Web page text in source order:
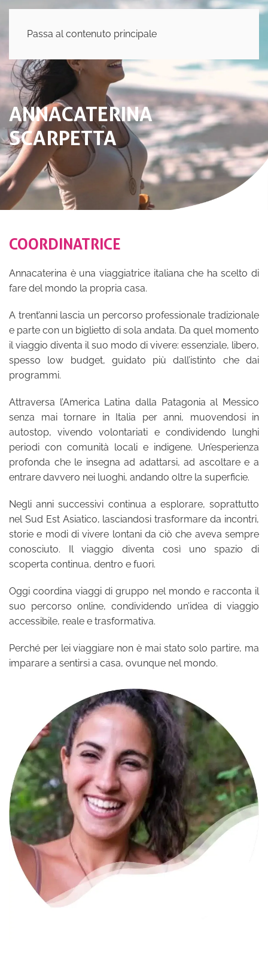
Passa al contenuto principale
ANNACATERINA
SCARPETTA
COORDINATRICE
Annacaterina è una viaggiatrice italiana che ha scelto di
fare del mondo la propria casa.
A trent’anni lascia un percorso professionale tradizionale
e parte con un biglietto di sola andata. Da quel momento
il viaggio diventa il suo modo di vivere: essenziale, libero,
spesso low budget, guidato più dall’istinto che dai
programmi.
Attraversa l’America Latina dalla Patagonia al Messico
senza mai tornare in Italia per anni, muovendosi in
autostop, vivendo volontariati e condividendo lunghi
periodi con comunità locali e indigene. Un’esperienza
profonda che le insegna ad adattarsi, ad ascoltare e a
entrare davvero nei luoghi, andando oltre la superficie.
Negli anni successivi continua a esplorare, soprattutto
nel Sud Est Asiatico, lasciandosi trasformare da incontri,
storie e modi di vivere lontani da ciò che aveva sempre
conosciuto. Il viaggio diventa così uno spazio di
scoperta continua, dentro e fuori.
Oggi coordina viaggi di gruppo nel mondo e racconta il
suo percorso online, condividendo un’idea di viaggio
accessibile, reale e trasformativa.
Perché per lei viaggiare non è mai stato solo partire, ma
imparare a sentirsi a casa, ovunque nel mondo.